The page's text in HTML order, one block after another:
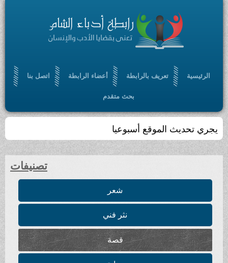
الرئيسية تعريف بالرابطة أعضاء الرابطة اتصل بنا
بحث متقدم
يجري تحديث الموقع أسبوعيا
تصنيفات
شعر
نثر فني
قصة